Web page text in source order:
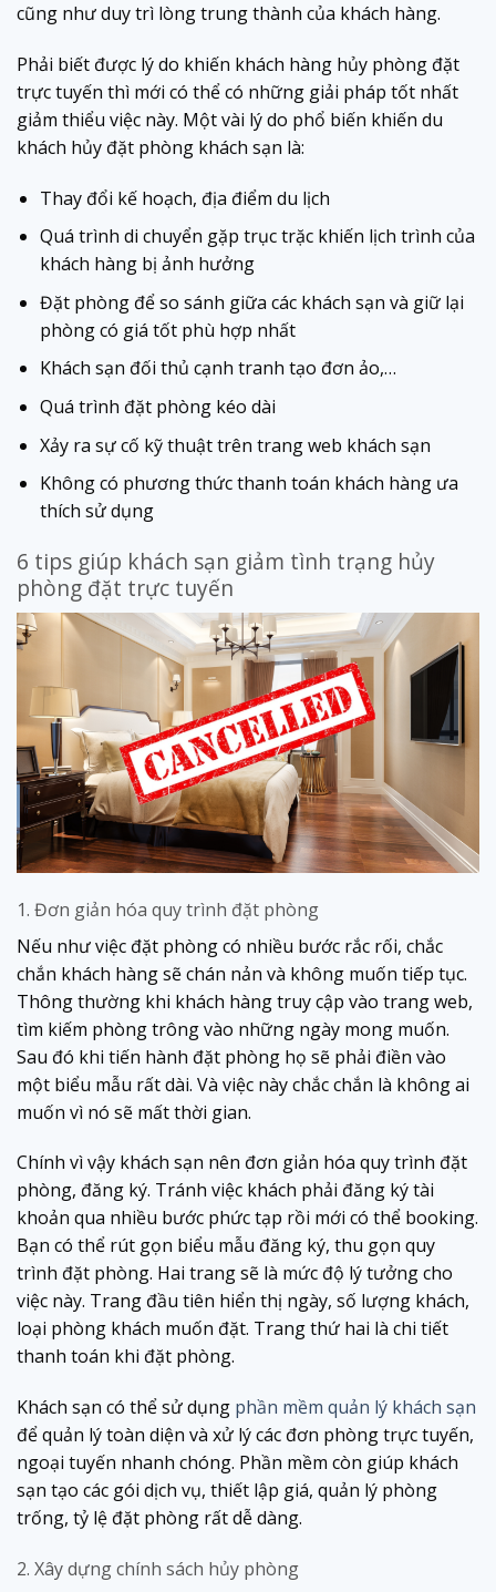
cũng như duy trì lòng trung thành của khách hàng.
Phải biết được lý do khiến khách hàng hủy phòng đặt
trực tuyến thì mới có thể có những giải pháp tốt nhất
giảm thiểu việc này. Một vài lý do phổ biến khiến du
khách hủy đặt phòng khách sạn là:
Thay đổi kế hoạch, địa điểm du lịch
Quá trình di chuyển gặp trục trặc khiến lịch trình của
khách hàng bị ảnh hưởng
Đặt phòng để so sánh giữa các khách sạn và giữ lại
phòng có giá tốt phù hợp nhất
Khách sạn đối thủ cạnh tranh tạo đơn ảo,…
Quá trình đặt phòng kéo dài
Xảy ra sự cố kỹ thuật trên trang web khách sạn
Không có phương thức thanh toán khách hàng ưa
thích sử dụng
6 tips giúp khách sạn giảm tình trạng hủy
phòng đặt trực tuyến
1. Đơn giản hóa quy trình đặt phòng
Nếu như việc đặt phòng có nhiều bước rắc rối, chắc
chắn khách hàng sẽ chán nản và không muốn tiếp tục.
Thông thường khi khách hàng truy cập vào trang web,
tìm kiếm phòng trông vào những ngày mong muốn.
Sau đó khi tiến hành đặt phòng họ sẽ phải điền vào
một biểu mẫu rất dài. Và việc này chắc chắn là không ai
muốn vì nó sẽ mất thời gian.
Chính vì vậy khách sạn nên đơn giản hóa quy trình đặt
phòng, đăng ký. Tránh việc khách phải đăng ký tài
khoản qua nhiều bước phức tạp rồi mới có thể booking.
Bạn có thể rút gọn biểu mẫu đăng ký, thu gọn quy
trình đặt phòng. Hai trang sẽ là mức độ lý tưởng cho
việc này. Trang đầu tiên hiển thị ngày, số lượng khách,
loại phòng khách muốn đặt. Trang thứ hai là chi tiết
thanh toán khi đặt phòng.
Khách sạn có thể sử dụng phần mềm quản lý khách sạn
để quản lý toàn diện và xử lý các đơn phòng trực tuyến,
ngoại tuyến nhanh chóng. Phần mềm còn giúp khách
sạn tạo các gói dịch vụ, thiết lập giá, quản lý phòng
trống, tỷ lệ đặt phòng rất dễ dàng.
2. Xây dựng chính sách hủy phòng